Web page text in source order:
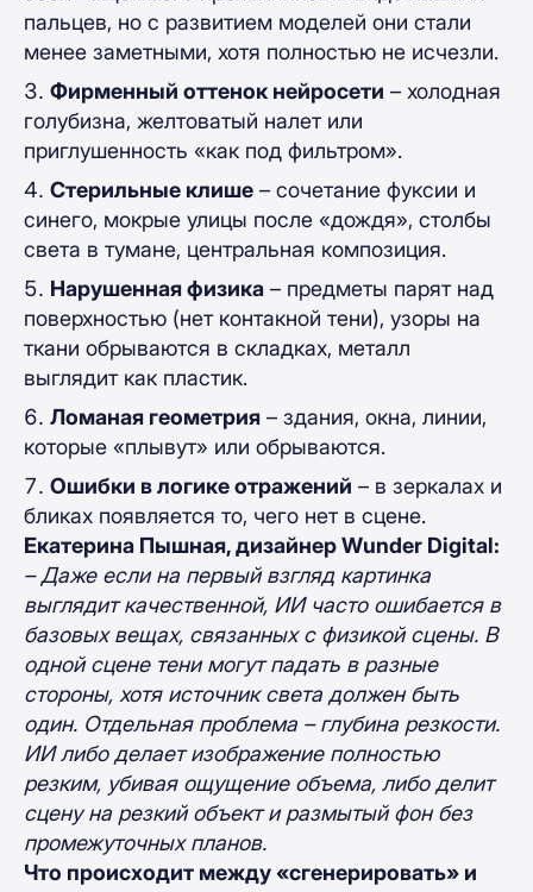
пальцев, но с развитием моделей они стали
менее заметными, хотя полностью не исчезли.
Фирменный оттенок нейросети – холодная
голубизна, желтоватый налет или
приглушенность «как под фильтром».
Стерильные клише – сочетание фуксии и
синего, мокрые улицы после «дождя», столбы
света в тумане, центральная композиция.
Нарушенная физика – предметы парят над
поверхностью (нет контакной тени), узоры на
ткани обрываются в складках, металл
выглядит как пластик.
Ломаная геометрия – здания, окна, линии,
которые «плывут» или обрываются.
Ошибки в логике отражений – в зеркалах и
бликах появляется то, чего нет в сцене.
Екатерина Пышная, дизайнер Wunder Digital:
– Даже если на первый взгляд картинка
выглядит качественной, ИИ часто ошибается в
базовых вещах, связанных с физикой сцены. В
одной сцене тени могут падать в разные
стороны, хотя источник света должен быть
один. Отдельная проблема – глубина резкости.
ИИ либо делает изображение полностью
резким, убивая ощущение объема, либо делит
сцену на резкий объект и размытый фон без
промежуточных планов.
Что происходит между «сгенерировать» и